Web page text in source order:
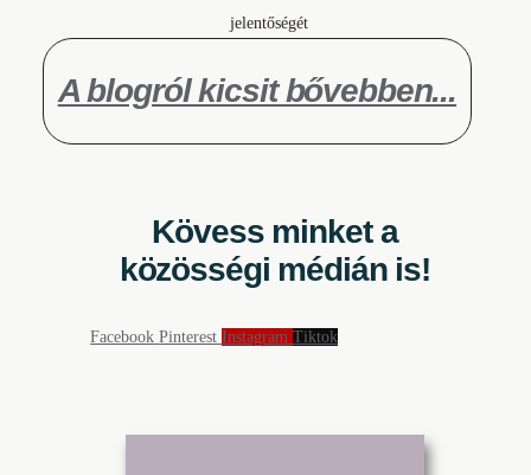
A blogról kicsit bővebben...
Kövess minket a
közösségi médián is!
Facebook Pinterest Instagram Tiktok